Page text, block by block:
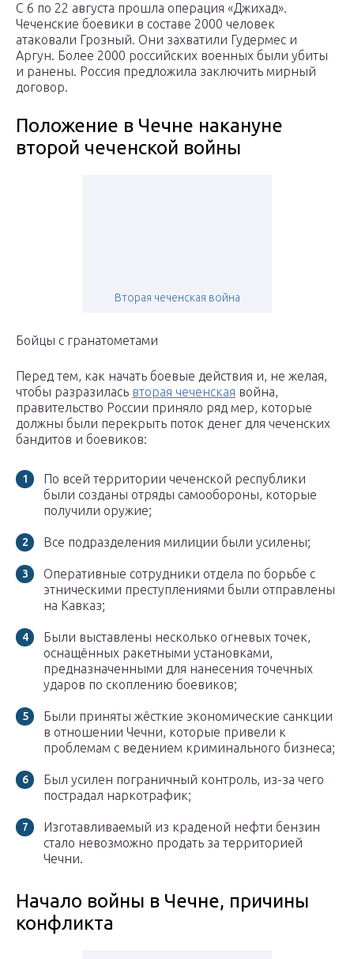
С 6 по 22 августа прошла операция «Джихад».
Чеченские боевики в составе 2000 человек
атаковали Грозный. Они захватили Гудермес и
Аргун. Более 2000 российских военных были убиты
и ранены. Россия предложила заключить мирный
договор.
Положение в Чечне накануне
второй чеченской войны
Вторая чеченская война
Бойцы с гранатометами
Перед тем, как начать боевые действия и, не желая,
чтобы разразилась вторая чеченская война,
правительство России приняло ряд мер, которые
должны были перекрыть поток денег для чеченских
бандитов и боевиков:
По всей территории чеченской республики
были созданы отряды самообороны, которые
получили оружие;
Все подразделения милиции были усилены;
Оперативные сотрудники отдела по борьбе с
этническими преступлениями были отправлены
на Кавказ;
Были выставлены несколько огневых точек,
оснащённых ракетными установками,
предназначенными для нанесения точечных
ударов по скоплению боевиков;
Были приняты жёсткие экономические санкции
в отношении Чечни, которые привели к
проблемам с ведением криминального бизнеса;
Был усилен пограничный контроль, из-за чего
пострадал наркотрафик;
Изготавливаемый из краденой нефти бензин
стало невозможно продать за территорией
Чечни.
Начало войны в Чечне, причины
конфликта